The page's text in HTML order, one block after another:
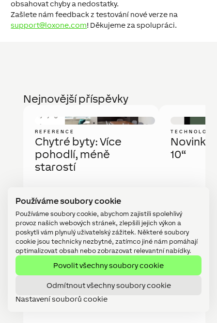
Používáme soubory cookie
Používáme soubory cookie, abychom zajistili spolehlivý
provoz našich webových stránek, zlepšili jejich výkon a
poskytli vám plynulý uživatelský zážitek. Některé soubory
cookie jsou technicky nezbytné, zatímco jiné nám pomáhají
optimalizovat obsah nebo zobrazovat relevantní nabídky.
Povolit všechny soubory cookie
Odmítnout všechny soubory cookie
Nastavení souborů cookie
obsahovat chyby a nedostatky.
Zašlete nám feedback z testování nové verze na
support@loxone.com! Děkujeme za spolupráci.
Nejnovější příspěvky
REFERENCE
Chytré byty: Více
pohodlí, méně
starostí
Novinka:
10“